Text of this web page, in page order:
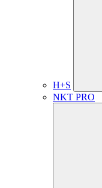
H+S
NKT PRO